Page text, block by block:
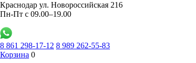
Краснодар ул. Новороссийская 216
Пн-Пт с 09.00–19.00
8 861 298-17-12 8 989 262-55-83
Корзина 0